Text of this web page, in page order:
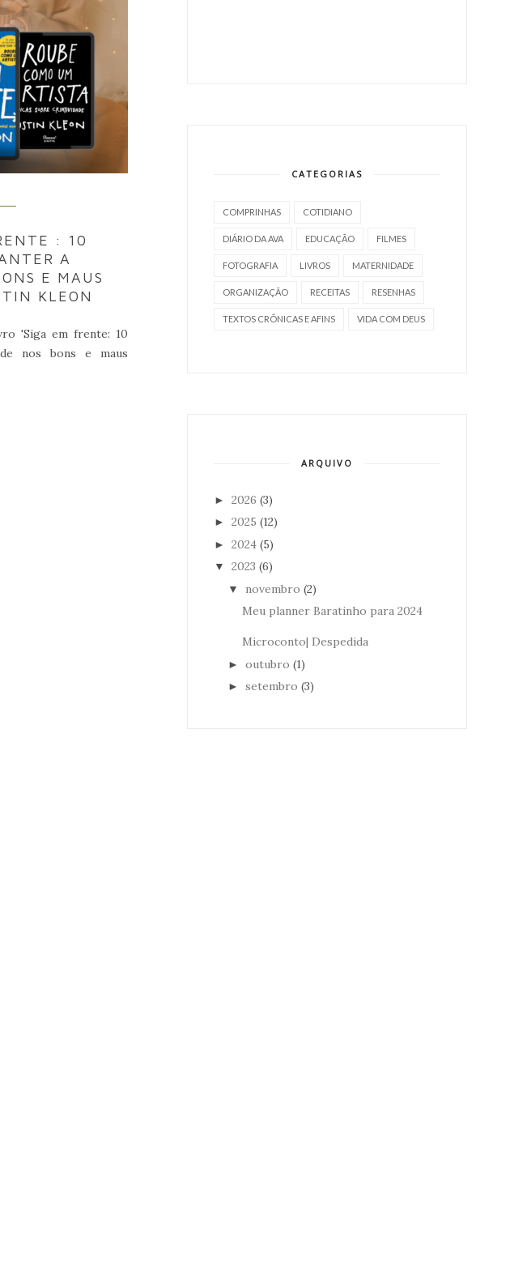
: 10
A
E MAUS
KLEON
'Siga em frente: 10
nos bons e maus
CATEGORIAS
COMPRINHAS COTIDIANO
DIÁRIO DA AVA EDUCAÇÃO FILMES
FOTOGRAFIA LIVROS MATERNIDADE
ORGANIZAÇÃO RECEITAS RESENHAS
TEXTOS CRÔNICAS E AFINS VIDA COM DEUS
ARQUIVO
► 2026 (3)
► 2025 (12)
► 2024 (5)
▼ 2023 (6)
▼ novembro (2)
Meu planner Baratinho para 2024
Microconto| Despedida
► outubro (1)
► setembro (3)